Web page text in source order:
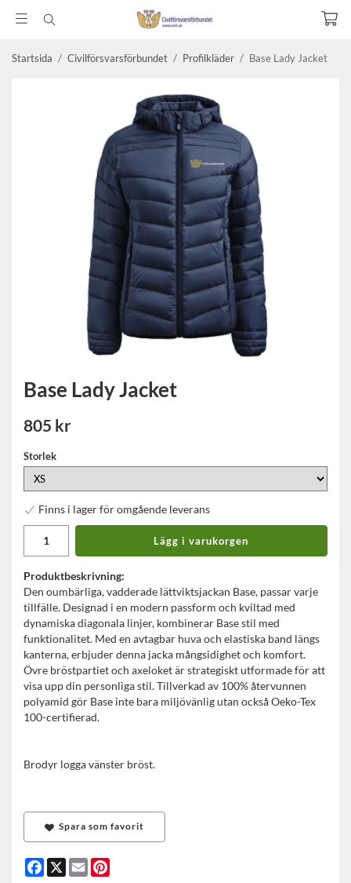
Startsida / Civilförsvarsförbundet / Profilkläder / Base Lady Jacket
Base Lady Jacket
805 kr
Storlek
Finns i lager för omgående leverans
Lägg i varukorgen
Produktbeskrivning:
Den oumbärliga, vadderade lättviktsjackan Base, passar varje
tillfälle. Designad i en modern passform och kviltad med
dynamiska diagonala linjer, kombinerar Base stil med
funktionalitet. Med en avtagbar huva och elastiska band längs
kanterna, erbjuder denna jacka mångsidighet och komfort.
Övre bröstpartiet och axeloket är strategiskt utformade för att
visa upp din personliga stil. Tillverkad av 100% återvunnen
polyamid gör Base inte bara miljövänlig utan också Oeko-Tex
100-certifierad.
Brodyr logga vänster bröst.
Spara som favorit
Facebook
X Email